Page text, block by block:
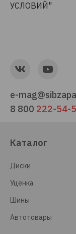
УСЛОВИЙ"
e-
8 800 222-54-
Каталог
Диски
Уценка
Шины
Автотовары